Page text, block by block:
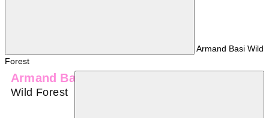
Armand Basi Wild
Forest
Armand Basi
Wild Forest